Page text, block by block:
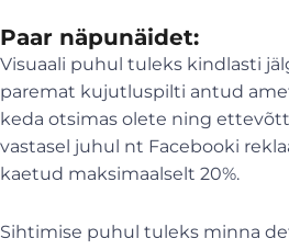
Paar näpunäidet:
Visuaali puhul tuleks kindlasti
paremat kujutluspilti antud
keda otsimas olete ning
vastasel juhul nt Facebooki
kaetud maksimaalselt 20%.
Sihtimise puhul tuleks minna